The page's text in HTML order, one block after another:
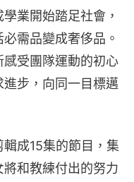
業開始踏足社會，
需品變成奢侈品。
受團隊運動的初心
步，向同一目標邁
輯成15集的節目，集
和教練付出的努力